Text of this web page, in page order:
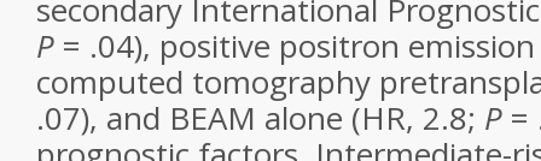
secondary International
P = .04), positive positron
computed tomography
.07), and BEAM alone (HR, 2.8; P =